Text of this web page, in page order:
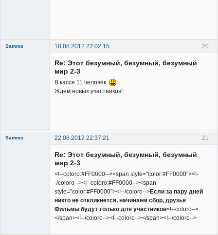
20
Sammo
18.08.2012 22:02:15
Re: Этот безумный, безумный, безумный
мир 2-3
В кассе 11 человек
Ждем новых участников!
21
Sammo
22.08.2012 22:37:21
Re: Этот безумный, безумный, безумный
мир 2-3
<!--coloro:#FF0000--><span style="color:#FF0000"><!-
-/coloro--><!--coloro:#FF0000--><span
style="color:#FF0000"><!--/coloro-->Если за пару дней
никто не откликнется, начинаем сбор, друзья
Фильмы будут только для участников<!--colorc-->
</span><!--/colorc--><!--colorc--></span><!--/colorc-->